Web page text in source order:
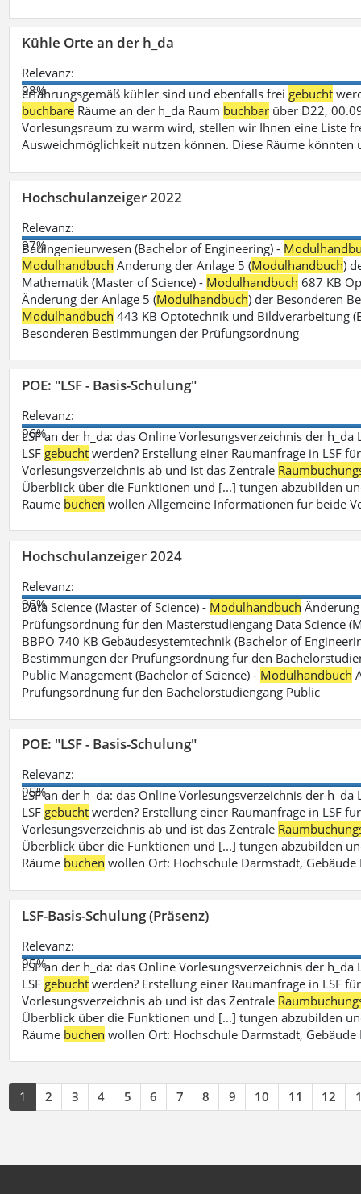
Kühle Orte an der h_da
Relevanz:
98%
erfahrungsgemäß kühler sind und ebenfalls frei gebucht
buchbare Räume an der h_da Raum buchbar über D22,
Vorlesungsraum zu warm wird, stellen wir Ihnen eine Liste
Ausweichmöglichkeit nutzen können. Diese Räume könnten
Hochschulanzeiger 2022
Relevanz:
97%
Bauingenieurwesen (Bachelor of Engineering) -
Modulhandbuch Änderung der Anlage 5 (Modulhandbuch)
Mathematik (Master of Science) - Modulhandbuch 687 KB
Änderung der Anlage 5 (Modulhandbuch) der Besonderen
Modulhandbuch 443 KB Optotechnik und Bildverarbeitung
Besonderen Bestimmungen der Prüfungsordnung
POE: "LSF - Basis-Schulung"
Relevanz:
96%
LSF an der h_da: das Online Vorlesungsverzeichnis der h_da
LSF gebucht werden? Erstellung einer Raumanfrage in LSF
Vorlesungsverzeichnis ab und ist das Zentrale
Überblick über die Funktionen und [...] tungen abzubilden
Räume buchen wollen Allgemeine Informationen für beide
Hochschulanzeiger 2024
Relevanz:
96%
Data Science (Master of Science) - Modulhandbuch
Prüfungsordnung für den Masterstudiengang Data Science
BBPO 740 KB Gebäudesystemtechnik (Bachelor of
Bestimmungen der Prüfungsordnung für den
Public Management (Bachelor of Science) - Modulhandbuch
Prüfungsordnung für den Bachelorstudiengang Public
POE: "LSF - Basis-Schulung"
Relevanz:
95%
LSF an der h_da: das Online Vorlesungsverzeichnis der h_da
LSF gebucht werden? Erstellung einer Raumanfrage in LSF
Vorlesungsverzeichnis ab und ist das Zentrale
Überblick über die Funktionen und [...] tungen abzubilden
Räume buchen wollen Ort: Hochschule Darmstadt,
LSF-Basis-Schulung (Präsenz)
Relevanz:
95%
LSF an der h_da: das Online Vorlesungsverzeichnis der h_da
LSF gebucht werden? Erstellung einer Raumanfrage in LSF
Vorlesungsverzeichnis ab und ist das Zentrale
Überblick über die Funktionen und [...] tungen abzubilden
Räume buchen wollen Ort: Hochschule Darmstadt,
1 2 3 4 5 6 7 8 9 10 11 12